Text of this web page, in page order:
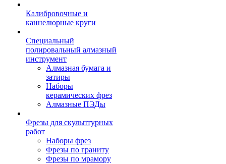
Калибровочные и
каннелюрные круги
Специальный
полировальный алмазный
инструмент
Алмазная бумага и
затиры
Наборы
керамических фрез
Алмазные ПЭДы
Фрезы для скульптурных
работ
Наборы фрез
Фрезы по граниту
Фрезы по мрамору